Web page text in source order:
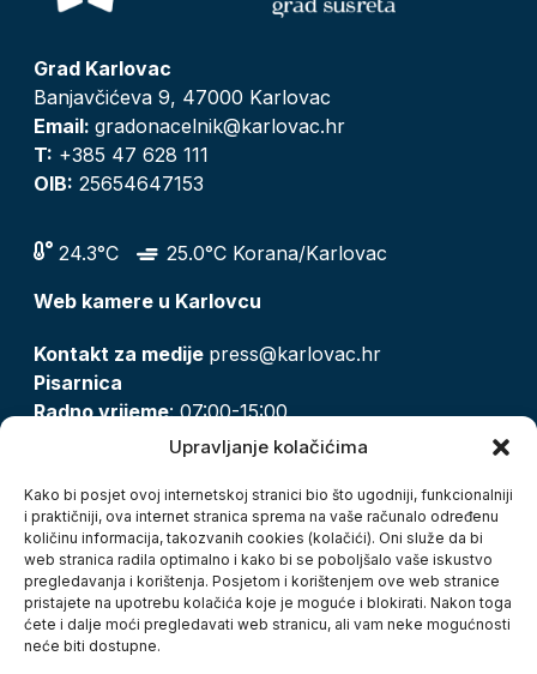
Upravljanje kolačićima
Kako bi posjet ovoj internetskoj stranici bio što ugodniji, funkcionalniji
i praktičniji, ova internet stranica sprema na vaše računalo određenu
količinu informacija, takozvanih cookies (kolačići). Oni služe da bi
web stranica radila optimalno i kako bi se poboljšalo vaše iskustvo
pregledavanja i korištenja. Posjetom i korištenjem ove web stranice
pristajete na upotrebu kolačića koje je moguće i blokirati. Nakon toga
ćete i dalje moći pregledavati web stranicu, ali vam neke mogućnosti
neće biti dostupne.
Grad Karlovac
Banjavčićeva 9, 47000 Karlovac
Email: gradonacelnik@karlovac.hr
T: +385 47 628 111
OIB: 25654647153
24.3°C
25.0°C Korana/Karlovac
Web kamere u Karlovcu
Kontakt za medije press@karlovac.hr
Pisarnica
Radno vrijeme: 07:00-15:00
pisarnica@karlovac.hr
Zaštita osobnih podataka
Pristup informacijama
Kolačići
Izjava o pristupačnosti